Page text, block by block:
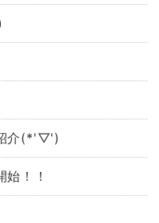
介(*'▽')
！！